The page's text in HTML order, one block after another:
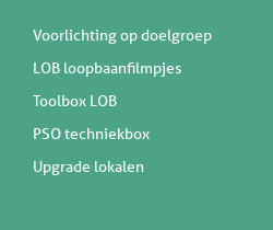
Voorlichting op doelgroep
LOB loopbaanfilmpjes
Toolbox LOB
PSO techniekbox
Upgrade lokalen